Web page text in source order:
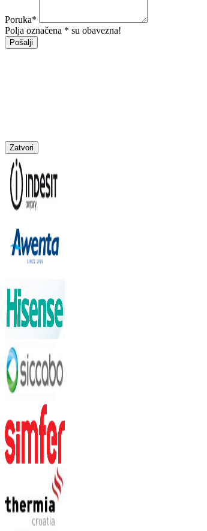
Poruka*
Polja označena * su obavezna!
Pošalji
Zatvori